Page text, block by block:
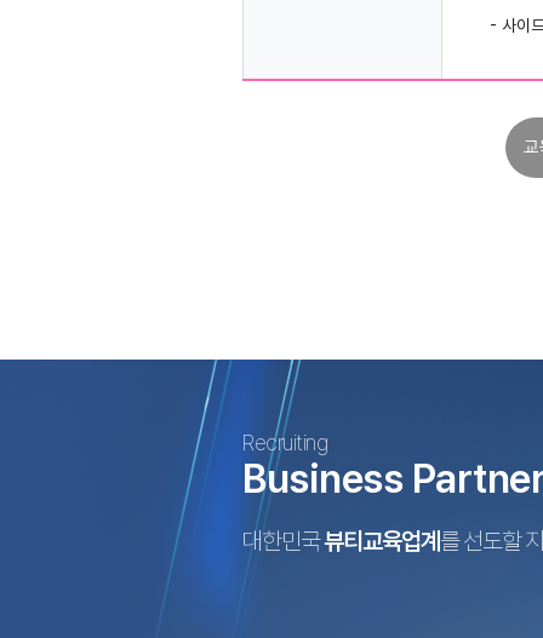
- 사이
Recruiting
Business
대한민국뷰티교육업계 를 선도할